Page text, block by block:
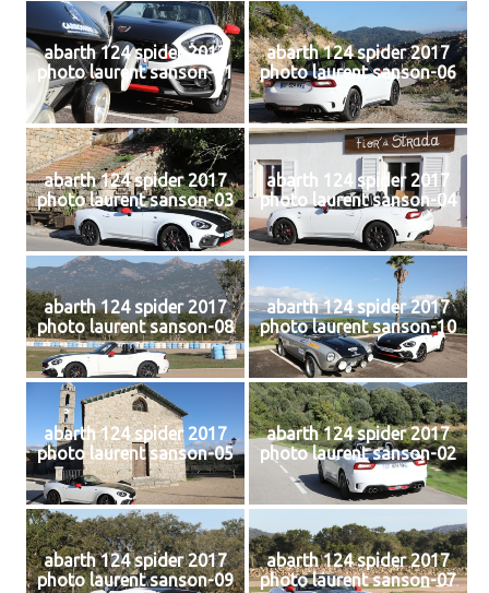
abarth 124 spider 2017
photo laurent sanson-11
abarth 124 spider 2017
photo laurent sanson-06
abarth 124 spider 2017
photo laurent sanson-03
abarth 124 spider 2017
photo laurent sanson-04
abarth 124 spider 2017
photo laurent sanson-08
abarth 124 spider 2017
photo laurent sanson-10
abarth 124 spider 2017
photo laurent sanson-05
abarth 124 spider 2017
photo laurent sanson-02
abarth 124 spider 2017
photo laurent sanson-09
abarth 124 spider 2017
photo laurent sanson-07